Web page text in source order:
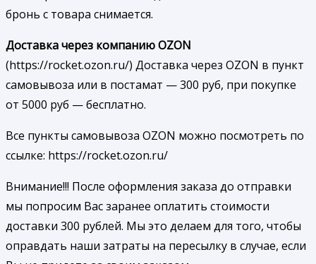
бронь с товара снимается.
Доставка через компанию OZON
(https://rocket.ozon.ru/) Доставка через OZON в пункт
самовывоза или в постамат — 300 руб, при покупке
от 5000 руб — бесплатно.
Все пункты самовывоза OZON можно посмотреть по
ссылке: https://rocket.ozon.ru/
Внимание!!! После оформления заказа до отправки
мы попросим Вас заранее оплатить стоимости
доставки 300 рублей. Мы это делаем для того, чтобы
оправдать наши затраты на пересылку в случае, если